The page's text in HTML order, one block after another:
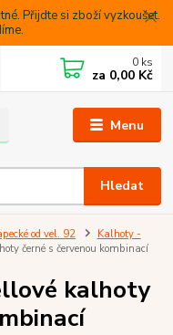
Přijdte si zboží vyzkoušet.
Menu
Hledat
0 ks
za 0,00 Kč
od vel. 92
Kalhoty -
černé s červenou kombinací
kalhoty